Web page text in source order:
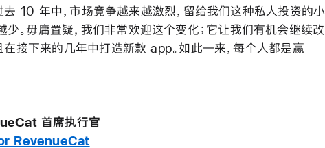
去 10 年中，市场竞争越来越激烈，留给我们这种私人投资的小
。毋庸置疑，我们非常欢迎这个变化；它让我们有机会继续改
接下来的几年中打造新款 app。如此一来，每个人都是赢
首席执行官
RevenueCat